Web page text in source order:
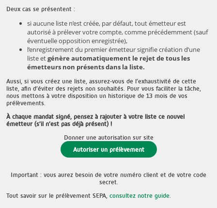
Deux cas se présentent :
si aucune liste n’est créée, par défaut, tout émetteur est
autorisé à prélever votre compte, comme précédemment (sauf
éventuelle opposition enregistrée),
l’enregistrement du premier émetteur signifie création d’une
liste etgénère automatiquement le rejet de tous les
émetteurs non présents dans la liste.
Aussi, si vous créez une liste, assurez-vous de l’exhaustivité de cette
liste, afin d’éviter des rejets non souhaités. Pour vous faciliter la tâche,
nous mettons à votre disposition un historique de 13 mois de vos
prélèvements.
À chaque mandat signé, pensez à rajouter à votre liste ce nouvel
émetteur (s’il n’est pas déjà présent) !
Donner une autorisation sur site
Autoriser un prélèvement
Important : vous aurez besoin de votre numéro client et de votre code
secret.
Tout savoir sur le prélèvement SEPA, consultez notre guide